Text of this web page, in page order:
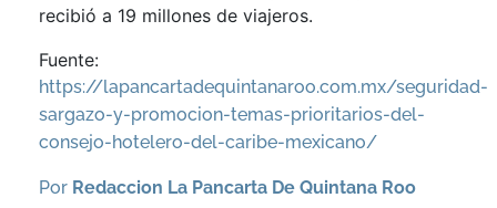
recibió a 19 millones de viajeros.
Fuente:
https://lapancartadequintanaroo.com.mx/seguridad-
sargazo-y-promocion-temas-prioritarios-del-
consejo-hotelero-del-caribe-mexicano/
Por Redaccion La Pancarta De Quintana Roo